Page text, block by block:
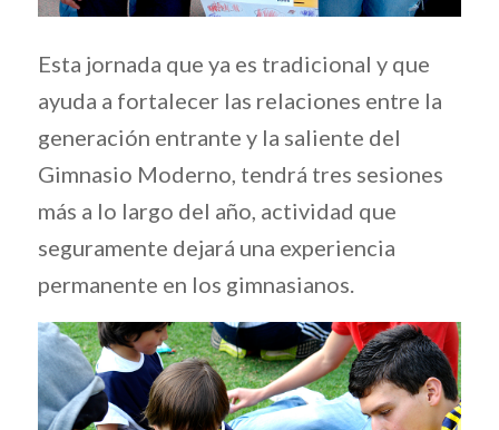
Esta jornada que ya es tradicional y que
ayuda a fortalecer las relaciones entre la
generación entrante y la saliente del
Gimnasio Moderno, tendrá tres sesiones
más a lo largo del año, actividad que
seguramente dejará una experiencia
permanente en los gimnasianos.